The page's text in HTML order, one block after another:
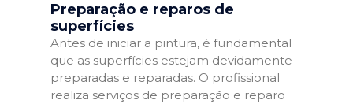
Preparação e reparos de
superfícies
Antes de iniciar a pintura, é fundamental
que as superfícies estejam devidamente
preparadas e reparadas. O profissional
realiza serviços de preparação e reparo